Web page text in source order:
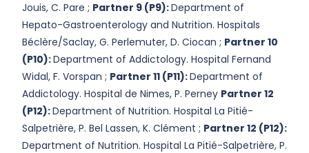
Jouis, C. Pare ; Partner 9 (P9):Department of
Hepato-Gastroenterology and Nutrition. Hospitals
Béclère/Saclay, G. Perlemuter, D. Ciocan ; Partner 10
(P10):Department of Addictology. Hospital Fernand
Widal, F. Vorspan ; Partner 11 (P11):Department of
Addictology. Hospital de Nimes, P. Perney Partner 12
(P12):Department of Nutrition. Hospital La Pitié-
Salpetrière, P. Bel Lassen, K. Clément ; Partner 12 (P12):
Department of Nutrition. Hospital La Pitié-Salpetrière, P.